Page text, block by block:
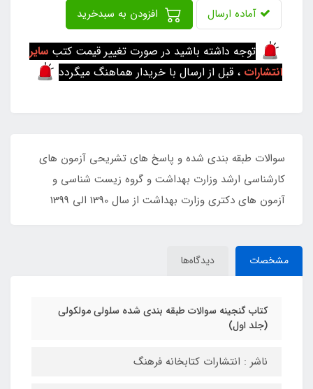
آماده ارسال
توجه داشته باشید در صورت تغییر قیمت کتب سایر
انتشارات ، قبل از ارسال با خریدار هماهنگ میگردد
سوالات طبقه بندی شده و پاسخ های تشریحی آزمون های
کارشناسی ارشد وزارت بهداشت و گروه زیست شناسی و
آزمون های دکتری وزارت بهداشت از سال 1390 الی 1399
مشخصات دیدگاه‌ها
کتاب گنجینه سوالات طبقه بندی شده سلولی مولکولی
(جلد اول)
ناشر : انتشارات کتابخانه فرهنگ